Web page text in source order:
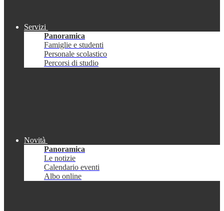
Servizi
Panoramica
Famiglie e studenti
Personale scolastico
Percorsi di studio
Novità
Panoramica
Le notizie
Calendario eventi
Albo online